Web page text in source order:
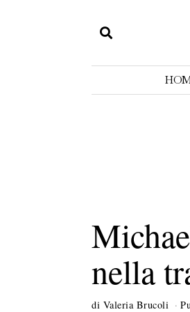
nella
di Valeria Brucoli